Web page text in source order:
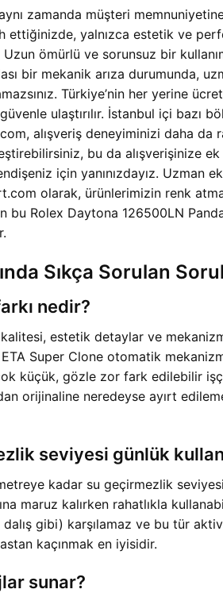
zamanda müşteri
yalnızca estetik ve
Uzun ömürlü ve sorunsuz bir
bir mekanik arıza durumunda,
Türkiye’nin her yerine
ulaştırılır. İstanbul içi bazı
alışveriş deneyiminizi daha
bu da alışverişinize ek
için yanınızdayız. Uzman
olarak, ürünlerimizin renk
bu Rolex Daytona 126500LN
Sıkça Sorulan
nedir?
estetik detaylar ve
Super Clone otomatik
küçük, gözle zor fark edilebilir
orijinaline neredeyse ayırt
seviyesi günlük
kadar su geçirmezlik
maruz kalırken rahatlıkla
gibi) karşılamaz ve bu tür
kaçınmak en iyisidir.
sunar?